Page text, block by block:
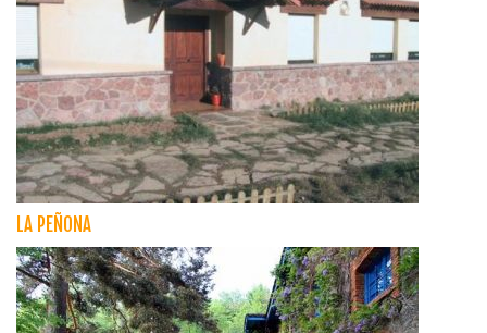
LA PEÑONA